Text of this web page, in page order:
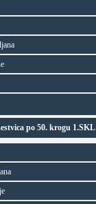
po 50. krogu 1.SKL